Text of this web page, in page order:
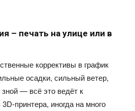
– печать на улице или в
коррективы в график
осадки, сильный ветер,
— всё это ведёт к
принтера, иногда на много